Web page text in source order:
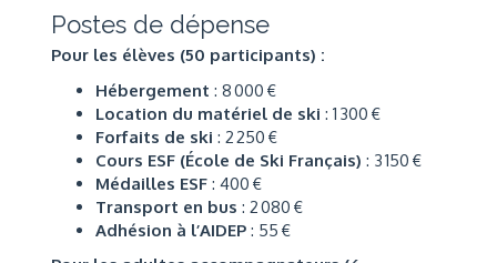
Postes de dépense
Pour les élèves (50 participants) :
Hébergement : 8 000 €
Location du matériel de ski : 1 300 €
Forfaits de ski : 2 250 €
Cours ESF (École de Ski Français) : 3 150 €
Médailles ESF : 400 €
Transport en bus : 2 080 €
Adhésion à l’AIDEP : 55 €